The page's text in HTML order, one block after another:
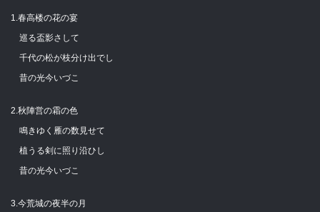
1.春高楼の花の宴
巡る盃影さして
千代の松が枝分け出でし
昔の光今いづこ
2.秋陣営の霜の色
鳴きゆく雁の数見せて
植うる剣に照り沿ひし
昔の光今いづこ
3.今荒城の夜半の月